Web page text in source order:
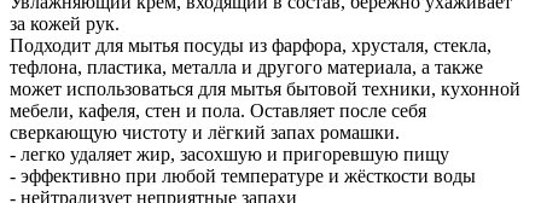
за кожей рук.
Подходит для мытья посуды из фарфора, хрусталя, стекла,
тефлона, пластика, металла и другого материала, а также
может использоваться для мытья бытовой техники, кухонной
мебели, кафеля, стен и пола. Оставляет после себя
сверкающую чистоту и лёгкий запах ромашки.
- легко удаляет жир, засохшую и пригоревшую пищу
- эффективно при любой температуре и жёсткости воды
- нейтрализует неприятные запахи